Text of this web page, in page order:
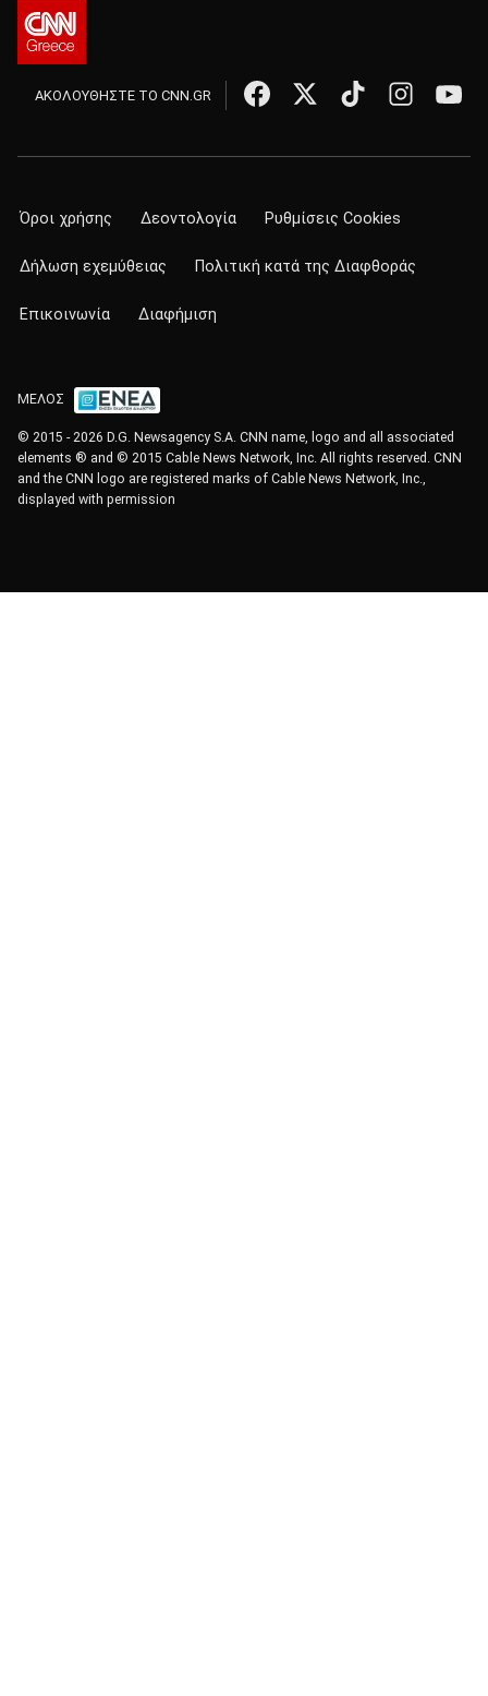
ΑΚΟΛΟΥΘΗΣΤΕ ΤΟ CNN.GR
Όροι χρήσης Δεοντολογία Ρυθμίσεις Cookies
Δήλωση εχεμύθειας Πολιτική κατά της Διαφθοράς
Επικοινωνία Διαφήμιση
ΜΕΛΟΣ
© 2015 - 2026 D.G. Newsagency S.A. CNN name, logo and all associated
elements ® and © 2015 Cable News Network, Inc. All rights reserved. CNN
and the CNN logo are registered marks of Cable News Network, Inc.,
displayed with permission